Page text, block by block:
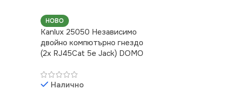
НОВО
Kanlux 25050 Независимо
двойно компютърно гнездо
(2x RJ45Cat 5e Jack) DOMO
Налично